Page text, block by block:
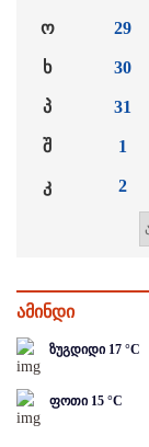
ო
ხ
პ
შ
კ
29
30
31
1
2
ამინდი
ზუგდიდი 17 °C
ფოთი 15 °C